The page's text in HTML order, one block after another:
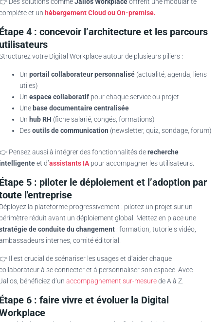
et un hébergement Cloud ou On-premise.
4 : concevoir l’architecture et les parcours
votre Digital Workplace autour de plusieurs piliers :
Un portail collaborateur personnalisé (actualité, agenda, liens
utiles)
Un espace collaboratif pour chaque service ou projet
Unebase documentaire centralisée
Un hub RH (fiche salarié, congés, formations)
Desoutils de communication (newsletter, quiz, sondage, forum)
Pensez aussi à intégrer des fonctionnalités derecherche
et d’assistants IA pour accompagner les utilisateurs.
5 : piloter le déploiement et l’adoption par
l'entreprise
la plateforme progressivement : pilotez un projet sur un
réduit avant un déploiement global. Mettez en place une
de conduite du changement : formation, tutoriels vidéo,
internes, comité éditorial.
Il est crucial de scénariser les usages et d’aider chaque
à se connecter et à personnaliser son espace. Avec
bénéficiez d’un accompagnement sur-mesurede A à Z.
6 : faire vivre et évoluer la Digital